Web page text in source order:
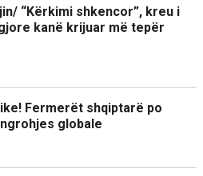
“Kërkimi shkencor”, kreu i
kanë krijuar më tepër
Fermerët shqiptarë po
globale